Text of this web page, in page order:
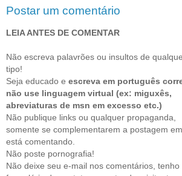
Postar um comentário
LEIA ANTES DE COMENTAR
Não escreva palavrões ou insultos de
tipo!
Seja educado e escreva em português
não use linguagem virtual (ex: miguxês,
abreviaturas de msn em excesso etc.)
Não publique links ou qualquer propaganda,
somente se complementarem a postagem
está comentando.
Não poste pornografia!
Não deixe seu e-mail nos comentários, tenho